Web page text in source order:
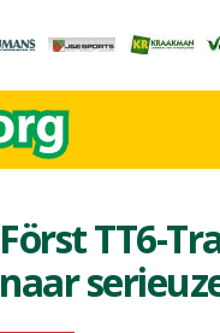
Först TT6-
naar